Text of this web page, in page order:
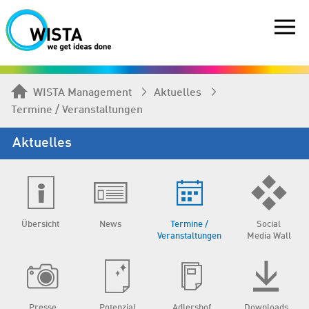
WISTA Management
Aktuelles
Termine / Veranstaltungen
Aktuelles
Übersicht News
Termine /
Veranstaltungen
Social
Media Wall